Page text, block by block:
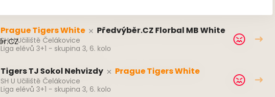
Prague Tigers White Předvýběr.CZ Florbal MB White
SH U Učiliště Čelákovice
Liga elévů 3+1 - skupina 3, 6. kolo
Tigers TJ Sokol Nehvizdy Prague Tigers White
SH U Učiliště Čelákovice
Liga elévů 3+1 - skupina 3, 6. kolo